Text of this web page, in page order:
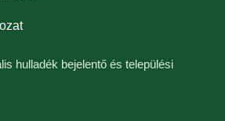
hulladék bejelentő és települési